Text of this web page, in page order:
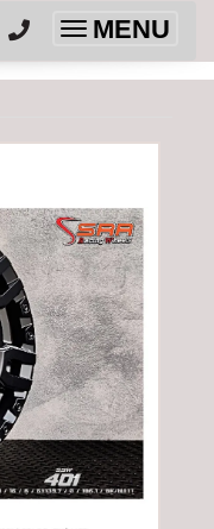
Toggle
navigation
MENU